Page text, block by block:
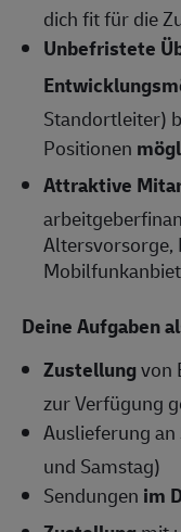
dich fit für die
Unbefristete
Standortleiter)
Positionen
Attraktive
Altersvorsorge,
Deine Aufgaben
Zustellungvon
zur Verfügung
Auslieferung an
und Samstag)
Sendungen im